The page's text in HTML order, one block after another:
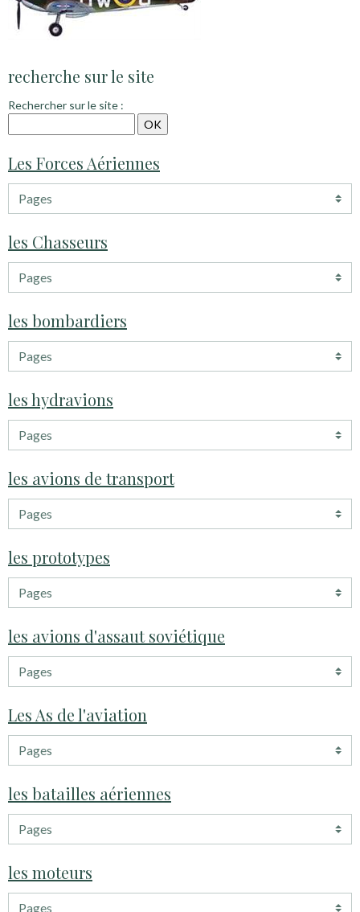
recherche sur le site
Rechercher sur le site :
Les Forces Aériennes
les Chasseurs
les bombardiers
les hydravions
les avions de transport
les prototypes
les avions d'assaut soviétique
Les As de l'aviation
les batailles aériennes
les moteurs